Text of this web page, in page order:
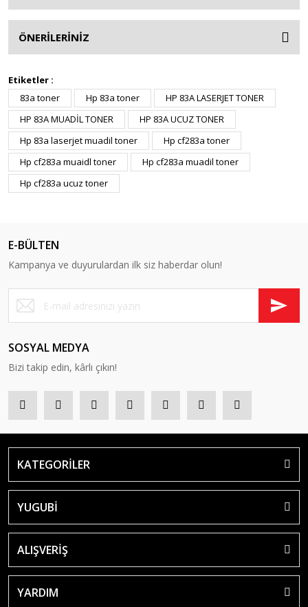
ÖNERİLERİNİZ
Etiketler :
83a toner
Hp 83a toner
HP 83A LASERJET TONER
HP 83A MUADİL TONER
HP 83A UCUZ TONER
Hp 83a laserjet muadil toner
Hp cf283a toner
Hp cf283a muaidl toner
Hp cf283a muadil toner
Hp cf283a ucuz toner
E-BÜLTEN
Kampanya ve duyurulardan ilk siz haberdar olun!
SOSYAL MEDYA
Bizi takip edin, kârlı çıkın!
KATEGORİLER
YUGUBİ
ALIŞVERİŞ
YARDIM